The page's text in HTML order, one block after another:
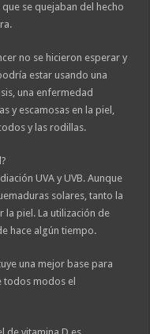
se quejaban del hecho
no se hicieron esperar y
estar usando una
una enfermedad
y escamosas en la piel,
y las rodillas.
UVA y UVB. Aunque
solares, tanto la
la piel. La utilización de
hace algún tiempo.
una mejor base para
todos modos el